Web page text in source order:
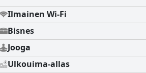
Ilmainen Wi-Fi
Bisnes
Jooga
Ulkouima-allas